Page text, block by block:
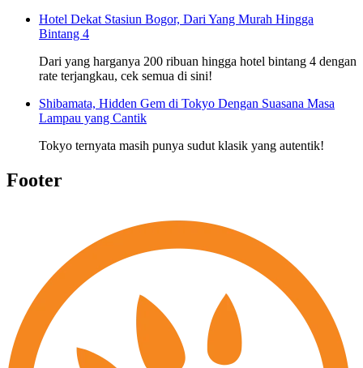
Hotel Dekat Stasiun Bogor, Dari Yang Murah Hingga
Bintang 4
Dari yang harganya 200 ribuan hingga hotel bintang 4 dengan
rate terjangkau, cek semua di sini!
Shibamata, Hidden Gem di Tokyo Dengan Suasana Masa
Lampau yang Cantik
Tokyo ternyata masih punya sudut klasik yang autentik!
Footer